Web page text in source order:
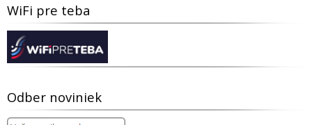
WiFi pre teba
Odber noviniek